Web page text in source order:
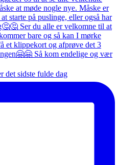
sidste fulde dag